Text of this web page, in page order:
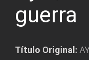
guerra
Título Original: